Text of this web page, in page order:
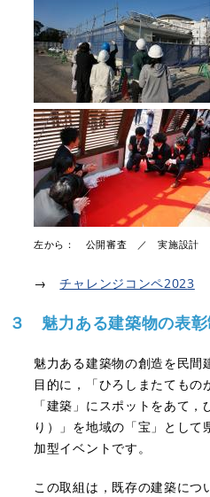
左から： 公開審査 ／ 実施設
→チャレンジコンペ2023
３ 魅力ある建築物の表
魅力ある建築物の創造を民間
目的に，「ひろしまたてもの
「建築」にスポットをあて
り）」を地域の「宝」とし
加型イベントです。
この取組は，既存の建築につ